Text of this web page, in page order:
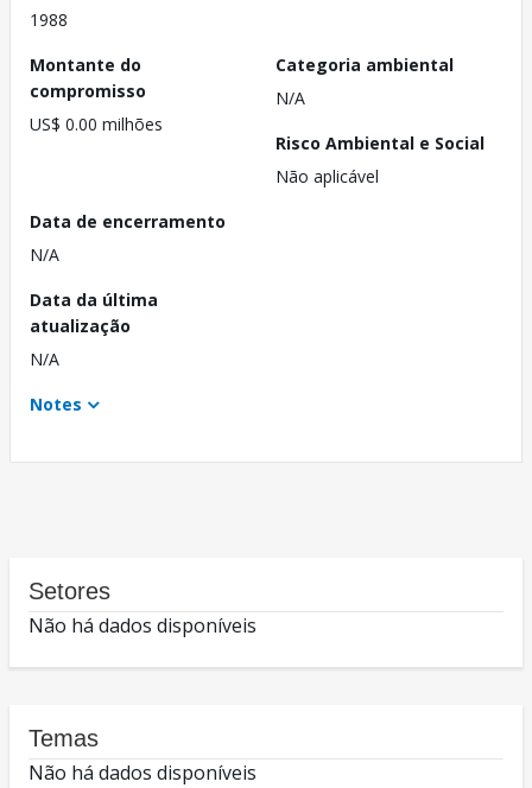
1988
Montante do
compromisso
US$ 0.00 milhões
Categoria ambiental
N/A
Risco Ambiental e Social
Não aplicável
Data de encerramento
N/A
Data da última
atualização
N/A
Notes
Setores
Não há dados disponíveis
Temas
Não há dados disponíveis